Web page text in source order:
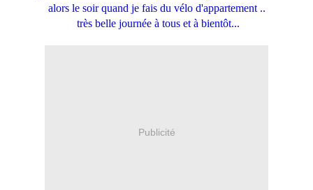
alors le soir quand je fais du vélo d'appartement ..
très belle journée à tous et à bientôt...
Publicité